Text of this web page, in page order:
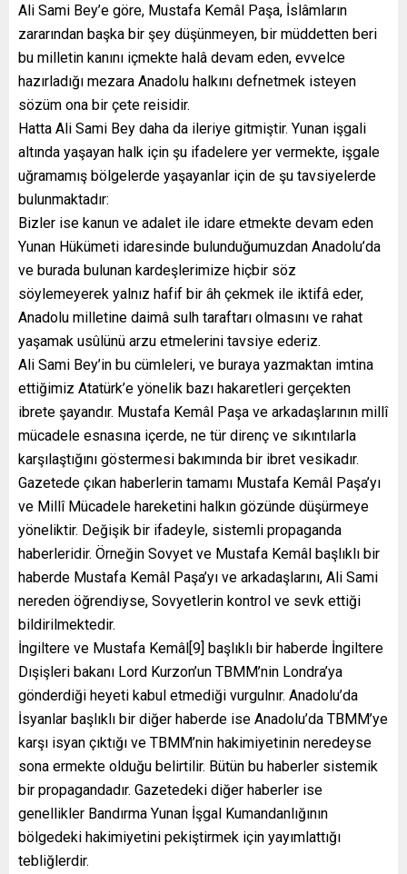
Ali Sami Bey’e göre, Mustafa Kemâl Paşa, İslâmların
zararından başka bir şey düşünmeyen, bir müddetten beri
bu milletin kanını içmekte halâ devam eden, evvelce
hazırladığı mezara Anadolu halkını defnetmek isteyen
sözüm ona bir çete reisidir.
Hatta Ali Sami Bey daha da ileriye gitmiştir. Yunan işgali
altında yaşayan halk için şu ifadelere yer vermekte, işgale
uğramamış bölgelerde yaşayanlar için de şu tavsiyelerde
bulunmaktadır:
Bizler ise kanun ve adalet ile idare etmekte devam eden
Yunan Hükümeti idaresinde bulunduğumuzdan Anadolu’da
ve burada bulunan kardeşlerimize hiçbir söz
söylemeyerek yalnız hafif bir âh çekmek ile iktifâ eder,
Anadolu milletine daimâ sulh taraftarı olmasını ve rahat
yaşamak usûlünü arzu etmelerini tavsiye ederiz.
Ali Sami Bey’in bu cümleleri, ve buraya yazmaktan imtina
ettiğimiz Atatürk’e yönelik bazı hakaretleri gerçekten
ibrete şayandır. Mustafa Kemâl Paşa ve arkadaşlarının millî
mücadele esnasına içerde, ne tür direnç ve sıkıntılarla
karşılaştığını göstermesi bakımında bir ibret vesikadır.
Gazetede çıkan haberlerin tamamı Mustafa Kemâl Paşa’yı
ve Millî Mücadele hareketini halkın gözünde düşürmeye
yöneliktir. Değişik bir ifadeyle, sistemli propaganda
haberleridir. Örneğin Sovyet ve Mustafa Kemâl başlıklı bir
haberde Mustafa Kemâl Paşa’yı ve arkadaşlarını, Ali Sami
nereden öğrendiyse, Sovyetlerin kontrol ve sevk ettiği
bildirilmektedir.
İngiltere ve Mustafa Kemâl[9] başlıklı bir haberde İngiltere
Dışişleri bakanı Lord Kurzon’un TBMM’nin Londra’ya
gönderdiği heyeti kabul etmediği vurgulnır. Anadolu’da
İsyanlar başlıklı bir diğer haberde ise Anadolu’da TBMM’ye
karşı isyan çıktığı ve TBMM’nin hakimiyetinin neredeyse
sona ermekte olduğu belirtilir. Bütün bu haberler sistemik
bir propagandadır. Gazetedeki diğer haberler ise
genellikler Bandırma Yunan İşgal Kumandanlığının
bölgedeki hakimiyetini pekiştirmek için yayımlattığı
tebliğlerdir.